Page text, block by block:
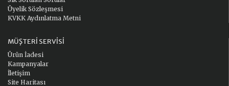
Üyelik Sözleşmesi
KVKK Aydınlatma Metni
MÜŞTERI SERVISI
Ürün İadesi
Kampanyalar
İletişim
Site Haritası